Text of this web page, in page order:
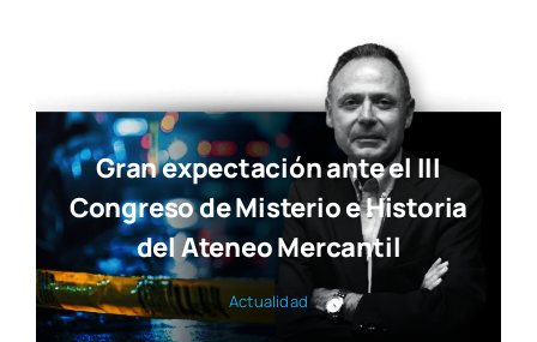
Susana Ollero entrevista al
psicólogo Fernando Pena en
«Saludables»
Actua­li­dad